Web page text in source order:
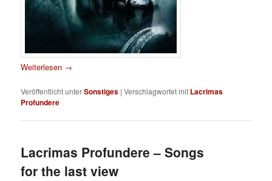
Weiterlesen →
Veröffentlicht unterSonstiges |Verschlagwortet mit Lacrimas
Profundere
Lacrimas Profundere – Songs
for the last view